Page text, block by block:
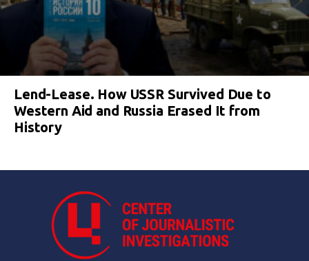
Lend-Lease. How USSR Survived Due to
Western Aid and Russia Erased It from
History